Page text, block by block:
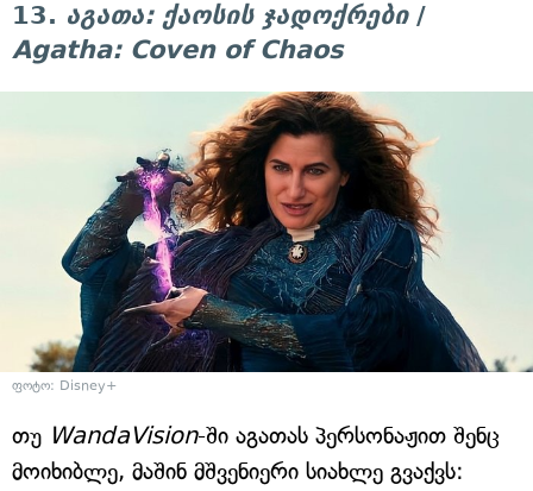
13. აგათა: ქაოსის ჯადოქრები/
Agatha: Coven of Chaos
ფოტო: Disney+
თუ WandaVision-ში აგათას პერსონაჟით შენც
მოიხიბლე, მაშინ მშვენიერი სიახლე გვაქვს: